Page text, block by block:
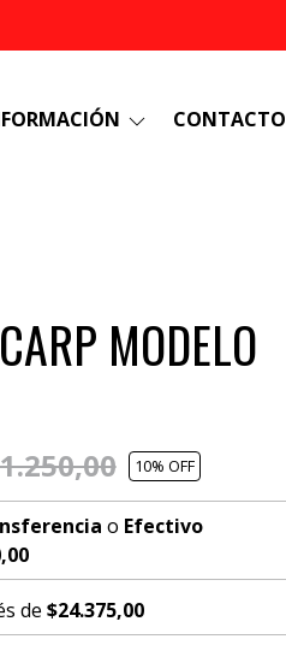
CONTACTO
MODELO
10% OFF
o Efectivo
de $24.375,00